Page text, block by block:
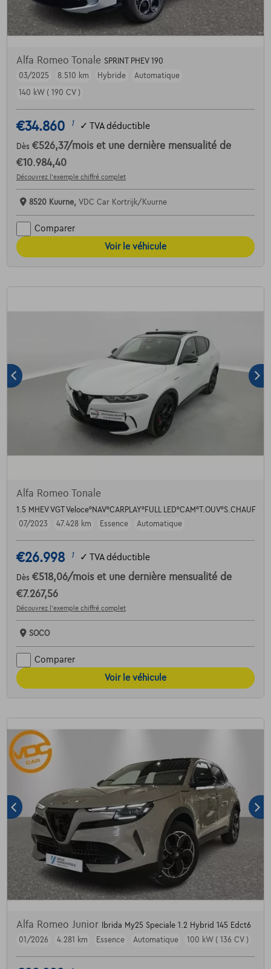
Alfa Romeo Tonale SPRINT PHEV 190
03/2025
8.510 km Hybride
Automatique
140 kW ( 190 CV )
€34.860 1 ✓ TVA déductible
Dès €526,37/mois et une dernière mensualité de
€10.984,40
Découvrez l’exemple chiffré complet
8520 Kuurne, VDC Car Kortrijk/Kuurne
Comparer
Voir le véhicule
Alfa Romeo Tonale
1.5 MHEV VGT Veloce°NAV°CARPLAY°FULL LED°CAM°T.OUV°S.CHAUF
07/2023
47.428 km Essence Automatique
€26.998 1 ✓ TVA déductible
Dès €518,06/mois et une dernière mensualité de
€7.267,56
Découvrez l’exemple chiffré complet
SOCO
Comparer
Voir le véhicule
Alfa Romeo Junior
Ibrida My25 Speciale 1.2 Hybrid 145 Edct6
01/2026
4.281 km Essence Automatique 100 kW ( 136 CV )